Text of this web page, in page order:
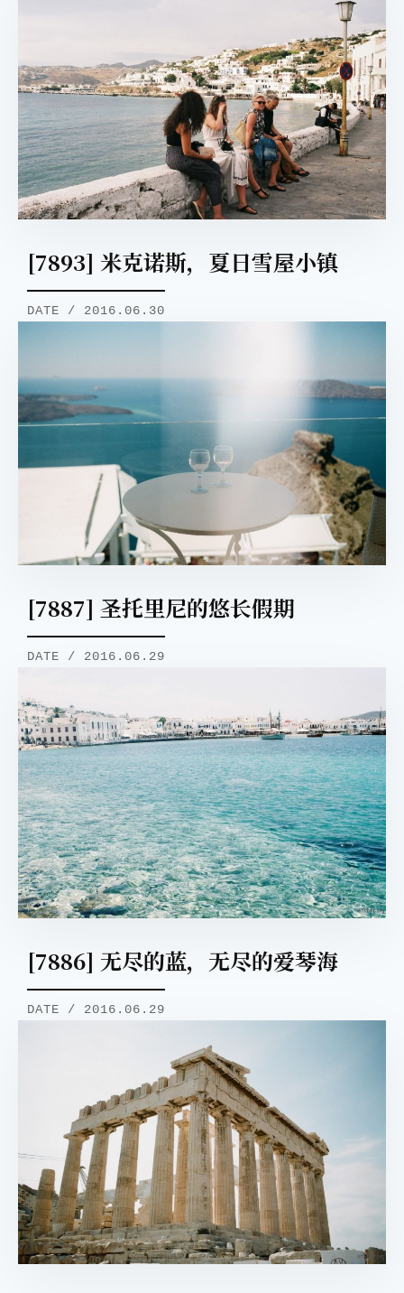
[7893] 米克诺斯，夏日雪屋小镇
DATE / 2016.06.30
[7887] 圣托里尼的悠长假期
DATE / 2016.06.29
[7886] 无尽的蓝，无尽的爱琴海
DATE / 2016.06.29